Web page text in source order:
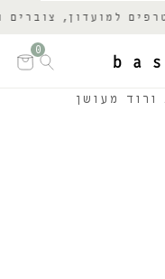
למועדון, צוברים
0
מעושן